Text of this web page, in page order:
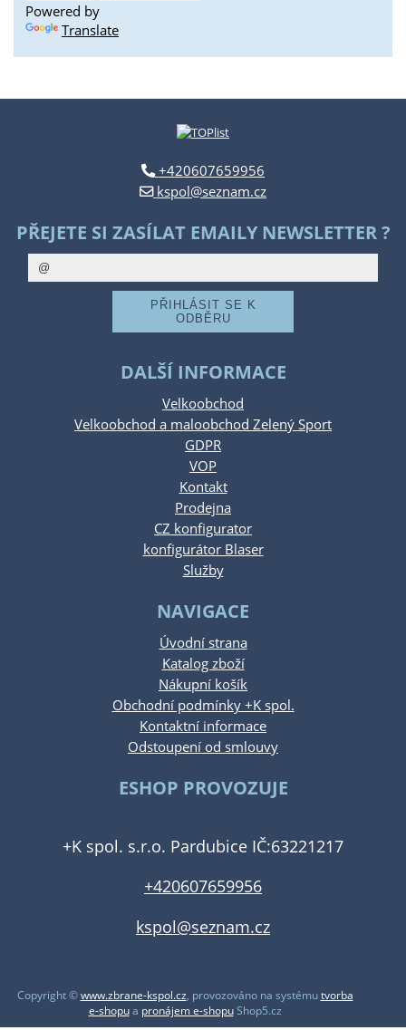
Powered by
Translate
+420607659956
kspol@seznam.cz
PŘEJETE SI ZASÍLAT EMAILY NEWSLETTER ?
DALŠÍ INFORMACE
Velkoobchod
Velkoobchod a maloobchod Zelený Sport
GDPR
VOP
Kontakt
Prodejna
CZ konfigurator
konfigurátor Blaser
Služby
NAVIGACE
Úvodní strana
Katalog zboží
Nákupní košík
Obchodní podmínky +K spol.
Kontaktní informace
Odstoupení od smlouvy
ESHOP PROVOZUJE
+K spol. s.r.o. Pardubice IČ:63221217
+420607659956
kspol@seznam.cz
Copyright ©www.zbrane-kspol.cz, provozováno na systémutvorba
e-shopua pronájem e-shopuShop5.cz